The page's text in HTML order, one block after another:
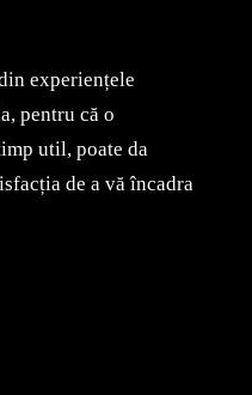
experiențele
pentru că o
util, poate da
de a vă încadra